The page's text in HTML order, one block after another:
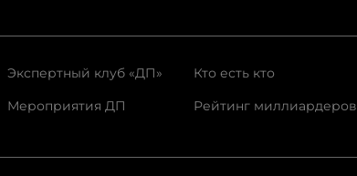
Экспертный клуб «ДП»
Мероприятия ДП
Кто есть кто
Рейтинг миллиардеров